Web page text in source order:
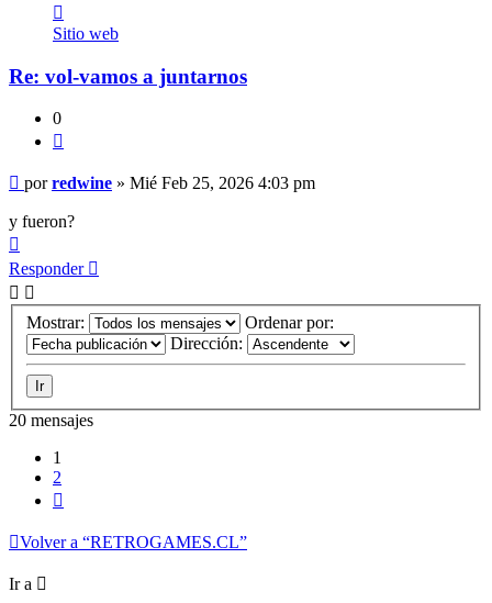
redwine
Sitio web
Re: vol-vamos a juntarnos
0
Mensaje
porredwine » Mié Feb 25, 2026 4:03 pm
y fueron?
Responder
Mostrar:
Ordenar por:
Dirección:
20 mensajes
1
2
Volver a “RETROGAMES.CL”
Ir a